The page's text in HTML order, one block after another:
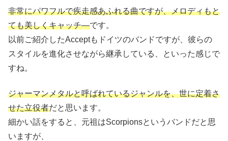
非常にパワフルで疾走感あふれる曲ですが、メロディもと
ても美しくキャッチ―です。
以前ご紹介したAcceptもドイツのバンドですが、彼らの
スタイルを進化させながら継承している、といった感じで
すね。
ジャーマンメタルと呼ばれているジャンルを、世に定着さ
せた立役者だと思います。
細かい話をすると、元祖はScorpionsというバンドだと思
いますが、